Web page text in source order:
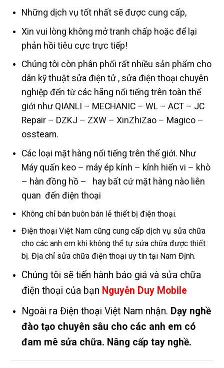
Những dịch vụ tốt nhất sẽ được cung cấp,
Xin vui lòng không mở tranh chấp hoặc để lại
phản hồi tiêu cực trực tiếp!
Chúng tôi còn phân phối rất nhiều sản phẩm cho
dân kỹ thuật sửa điện tử , sửa điện thoại chuyên
nghiệp đến từ các hãng nổi tiếng trên toàn thế
giới như QIANLI – MECHANIC – WL – ACT – JC
Repair – DZKJ – ZXW – XinZhiZao – Magico –
ossteam.
Các loại mặt hàng nổi tiếng trên thế giới. Như
Máy quấn keo – máy ép kính – kính hiển vi – khò
– hàn đồng hồ – hay bất cứ mặt hàng nào liên
quan đến điện thoại
Không chỉ bán buôn bán lẻ thiết bị điện thoại.
Điện thoại Việt Nam cũng cung cấp dịch vụ sửa chữa
cho các anh em khi không thể tự sửa chữa được thiết
bị. Địa chỉ sửa chữa điện thoại uy tín tại Nam Định.
Chúng tôi sẽ tiến hành báo giá và sửa chữa
điện thoại của bạn Nguyễn Duy Mobile
Ngoài ra Điện thoại Việt Nam nhận. Dạy nghề
đào tạo chuyên sâu cho các anh em có
đam mê sửa chữa. Nâng cấp tay nghề.